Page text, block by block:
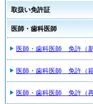
取扱い免許証
医師・歯科医師
医師・歯科医師 免許（新
医師・歯科医師 免許（籍
医師・歯科医師 免許（再